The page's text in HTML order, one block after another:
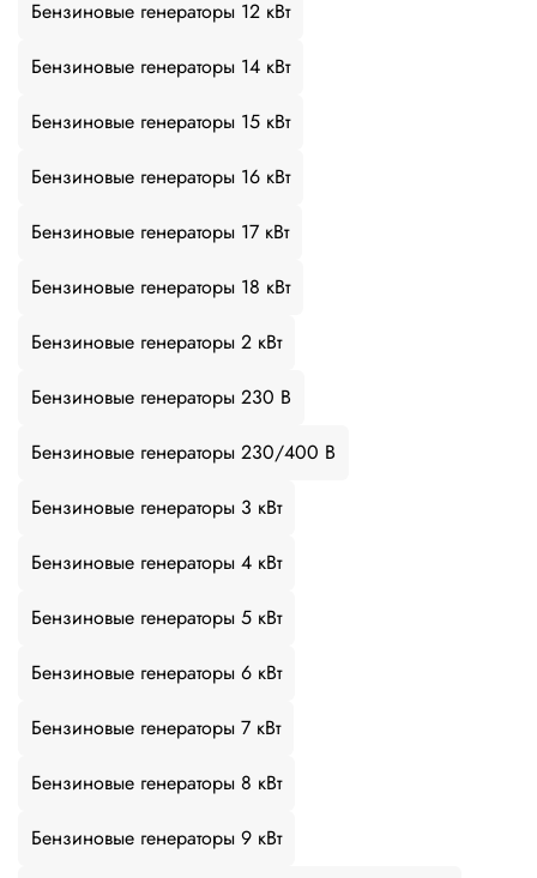
Бензиновые генераторы 12 кВт
Бензиновые генераторы 14 кВт
Бензиновые генераторы 15 кВт
Бензиновые генераторы 16 кВт
Бензиновые генераторы 17 кВт
Бензиновые генераторы 18 кВт
Бензиновые генераторы 2 кВт
Бензиновые генераторы 230 В
Бензиновые генераторы 230/400 В
Бензиновые генераторы 3 кВт
Бензиновые генераторы 4 кВт
Бензиновые генераторы 5 кВт
Бензиновые генераторы 6 кВт
Бензиновые генераторы 7 кВт
Бензиновые генераторы 8 кВт
Бензиновые генераторы 9 кВт